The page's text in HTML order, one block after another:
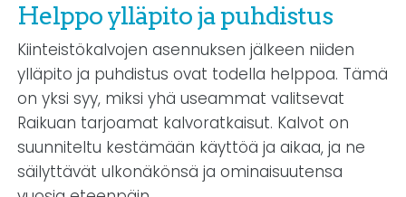
Helppo ylläpito ja puhdistus
Kiinteistökalvojen asennuksen jälkeen niiden
ylläpito ja puhdistus ovat todella helppoa. Tämä
on yksi syy, miksi yhä useammat valitsevat
Raikuan tarjoamat kalvoratkaisut. Kalvot on
suunniteltu kestämään käyttöä ja aikaa, ja ne
säilyttävät ulkonäkönsä ja ominaisuutensa